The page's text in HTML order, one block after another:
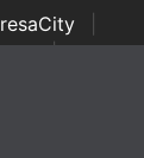
| Italian